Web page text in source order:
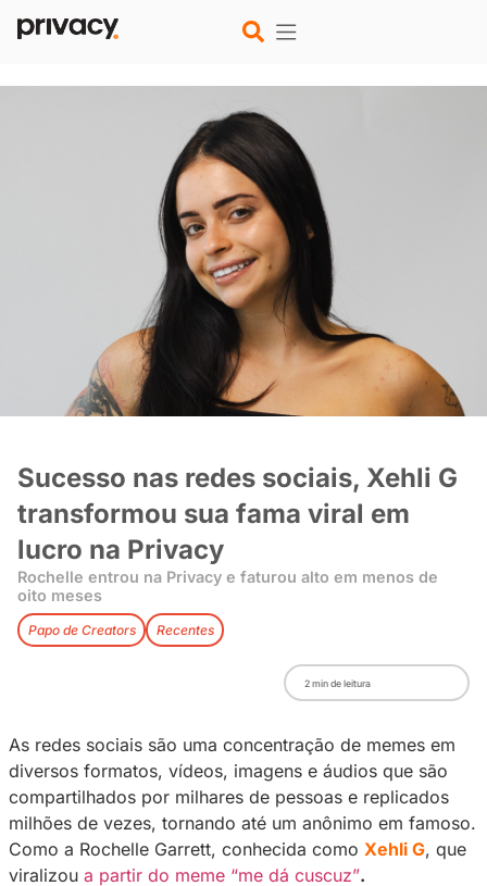
Sucesso nas redes sociais,
transformou sua fama viral
lucro na Privacy
oito meses
Papo de Creators Recentes
2min de leitura